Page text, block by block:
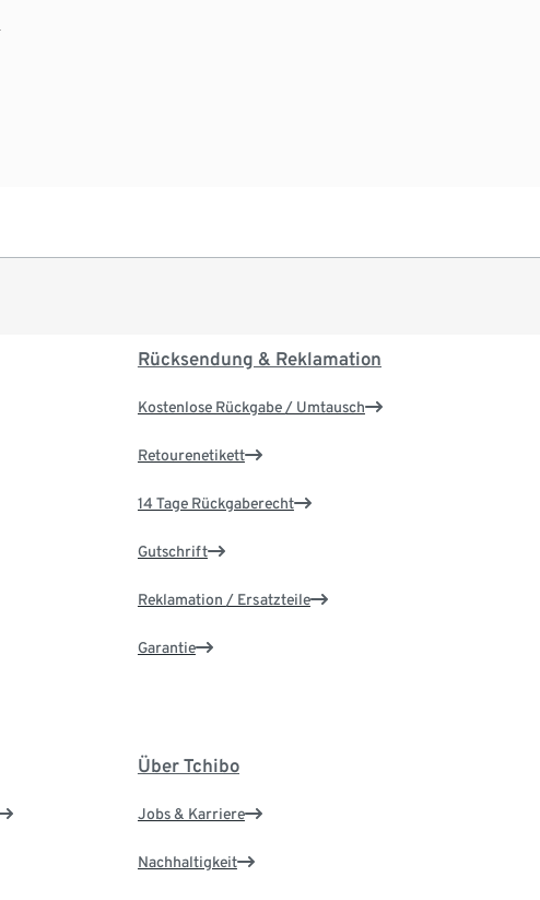
Rücksendung & Reklamation
Kostenlose Rückgabe / Umtausch
Retourenetikett
14 Tage Rückgaberecht
Gutschrift
Reklamation / Ersatzteile
Garantie
Über Tchibo
Jobs & Karriere
Nachhaltigkeit